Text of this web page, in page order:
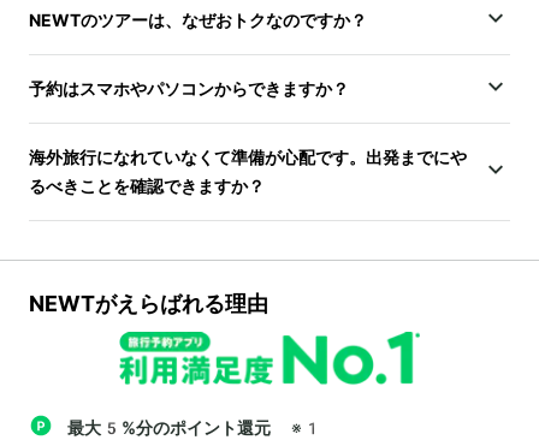
NEWTのツアーは、なぜおトクなのですか？
予約はスマホやパソコンからできますか？
海外旅行になれていなくて準備が心配です。出発までにや
るべきことを確認できますか？
NEWTがえらばれる理由
最大5%分のポイント還元 ※1